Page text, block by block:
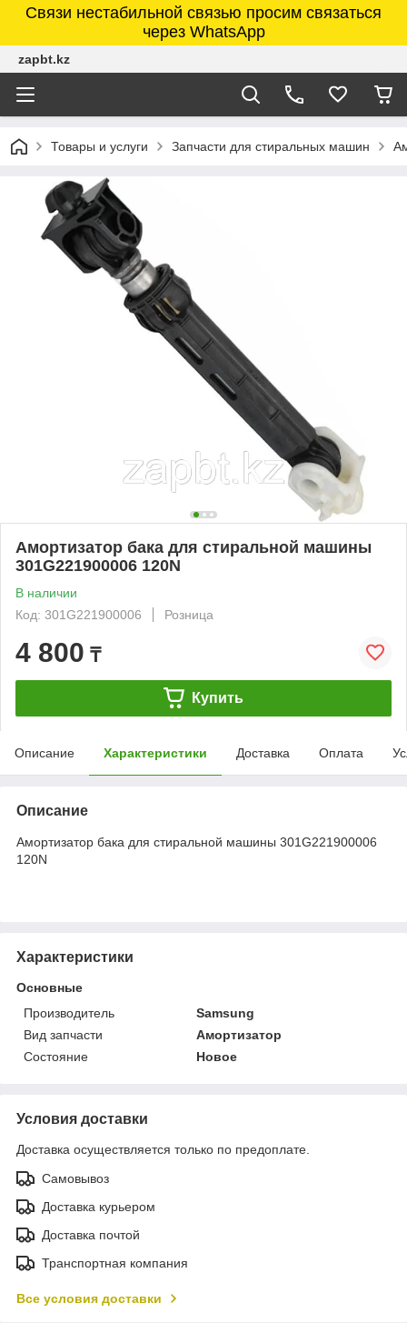
Связи нестабильной связью просим связаться
через WhatsApp
zapbt.kz
Товары и услуги Запчасти для стиральных машин
Амортизатор бака для стиральной машины
301G221900006 120N
В наличии
Код: 301G221900006
Розница
4 800 ₸
Купить
Описание Характеристики Доставка Оплата
Описание
Амортизатор бака для стиральной машины 301G221900006
120N
Характеристики
Основные
Производитель
Samsung
Вид запчасти
Амортизатор
Состояние
Новое
Условия доставки
Доставка осуществляется только по предоплате.
Самовывоз
Доставка курьером
Доставка почтой
Транспортная компания
Все условия доставки